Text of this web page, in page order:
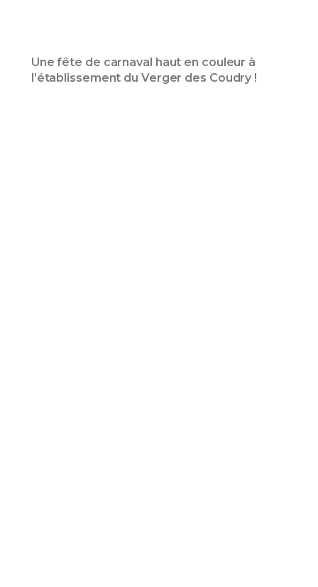
Une fête de carnaval haut en couleur à
l’établissement du Verger des Coudry !